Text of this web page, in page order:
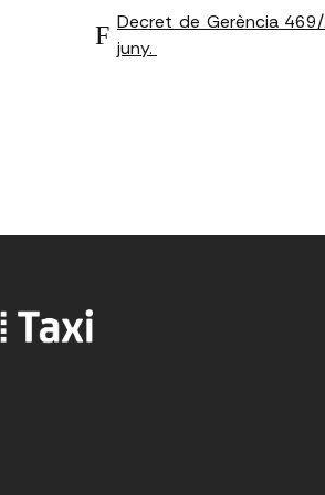
Decret de Gerència
juny.